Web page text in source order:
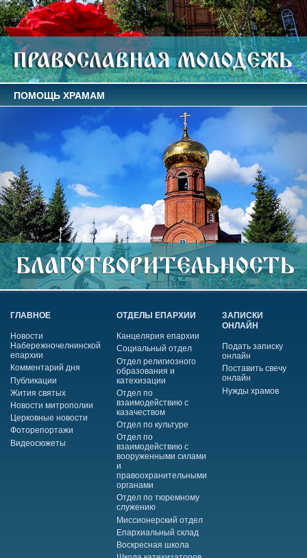
ПОМОЩЬ ХРАМАМ
ГЛАВНОЕ
Новости
Набережночелнинской
епархии
Комментарий дня
Публикации
Жития святых
Новости митрополии
Церковные новости
Фоторепортажи
Видеосюжеты
ОТДЕЛЫ ЕПАРХИИ
Канцелярия епархии
Социальный отдел
Отдел религиозного
образования и
катехизации
Отдел по
взаимодействию с
казачеством
Отдел по культуре
Отдел по
взаимодействию с
вооруженными силами
и
правоохранительными
органами
Отдел по тюремному
служению
Миссионерский отдел
Епархиальный склад
Воскресная школа
ЗАПИСКИ
ОНЛАЙН
Подать записку
онлайн
Поставить свечу
онлайн
Нужды храмов